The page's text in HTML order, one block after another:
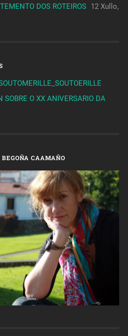
DOS ROTEIROS 12 Xullo,
SOBRE O XX ANIVERSARIO DA
CAAMAÑO